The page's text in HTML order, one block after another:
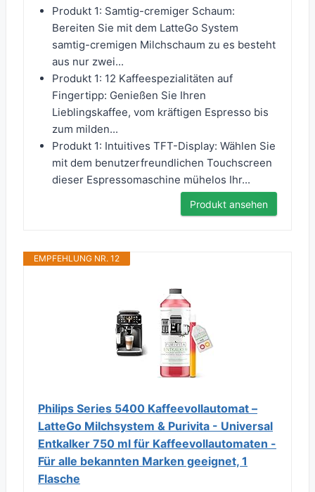
Produkt 1: Samtig-cremiger Schaum:
Bereiten Sie mit dem LatteGo System
samtig-cremigen Milchschaum zu es besteht
aus nur zwei...
Produkt 1: 12 Kaffeespezialitäten auf
Fingertipp: Genießen Sie Ihren
Lieblingskaffee, vom kräftigen Espresso bis
zum milden...
Produkt 1: Intuitives TFT-Display: Wählen Sie
mit dem benutzerfreundlichen Touchscreen
dieser Espressomaschine mühelos Ihr...
Produkt ansehen
EMPFEHLUNG NR. 12
Philips Series 5400 Kaffeevollautomat –
LatteGo Milchsystem & Purivita - Universal
Entkalker 750 ml für Kaffeevollautomaten -
Für alle bekannten Marken geeignet, 1
Flasche